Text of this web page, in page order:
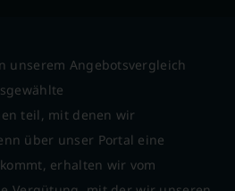
unserem Angebotsvergleich
teil, mit denen wir
über unser Portal eine
erhalten wir vom